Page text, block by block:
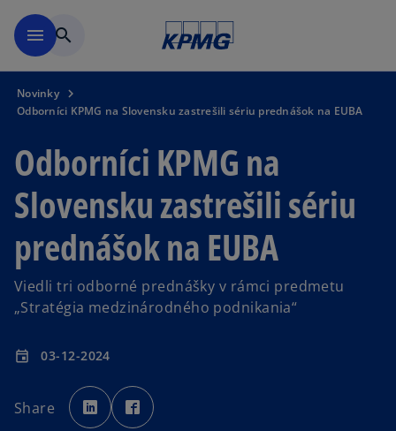
menu search
Novinky
Odborníci KPMG na Slovensku zastrešili sériu prednášok na EUBA
Odborníci KPMG na
Slovensku zastrešili sériu
prednášok na EUBA
Viedli tri odborné prednášky v rámci predmetu
„Stratégia medzinárodného podnikania“
event 03-12-2024
Share
o
p
e
n
p
e